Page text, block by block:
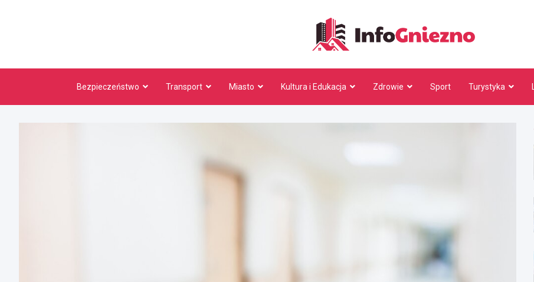
Bezpieczeństwo Transport Miasto Kultura i Edukacja Zdrowie Sport Turystyka